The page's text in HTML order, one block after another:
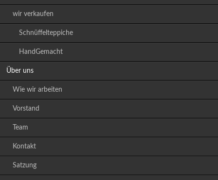
wir verkaufen
Schnüffelteppiche
HandGemacht
Über uns
Wie wir arbeiten
Vorstand
Team
Kontakt
Satzung